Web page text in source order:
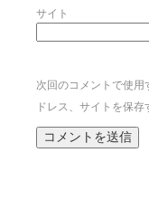
サイト
次回のコメントで使
ドレス、サイトを保存